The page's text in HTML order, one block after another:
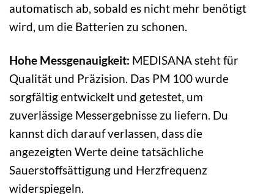
automatisch ab, sobald es nicht mehr benötigt
wird, um die Batterien zu schonen.
Hohe Messgenauigkeit: MEDISANA steht für
Qualität und Präzision. Das PM 100 wurde
sorgfältig entwickelt und getestet, um
zuverlässige Messergebnisse zu liefern. Du
kannst dich darauf verlassen, dass die
angezeigten Werte deine tatsächliche
Sauerstoffsättigung und Herzfrequenz
widerspiegeln.